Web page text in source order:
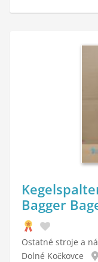
Bagger
Ostatné stroje a
Dolné Kočkovce